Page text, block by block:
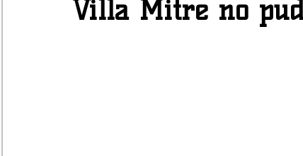
Villa Mitre no